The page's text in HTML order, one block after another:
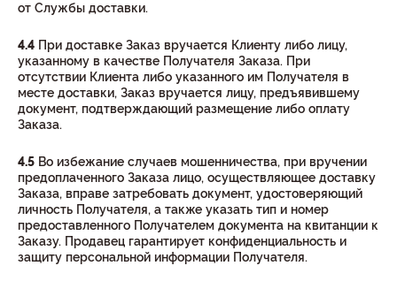
от Службы доставки.
4.4 При доставке Заказ вручается Клиенту либо лицу,
указанному в качестве Получателя Заказа. При
отсутствии Клиента либо указанного им Получателя в
месте доставки, Заказ вручается лицу, предъявившему
документ, подтверждающий размещение либо оплату
Заказа.
4.5 Во избежание случаев мошенничества, при вручении
предоплаченного Заказа лицо, осуществляющее доставку
Заказа, вправе затребовать документ, удостоверяющий
личность Получателя, а также указать тип и номер
предоставленного Получателем документа на квитанции к
Заказу. Продавец гарантирует конфиденциальность и
защиту персональной информации Получателя.